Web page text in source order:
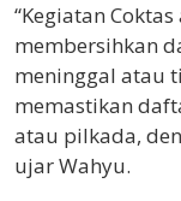
“Kegiatan
membersihkan
meninggal atau
memastikan
atau pilkada,
ujar Wahyu.